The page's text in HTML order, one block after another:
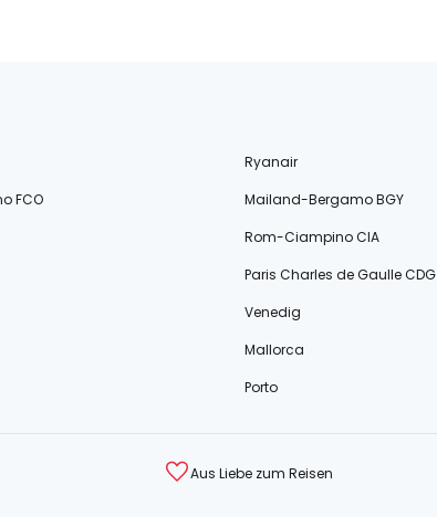
Ryanair
FCO
Mailand-Bergamo BGY
Rom-Ciampino CIA
Paris Charles de Gaulle CDG
Venedig
Mallorca
Porto
Aus Liebe zum Reisen